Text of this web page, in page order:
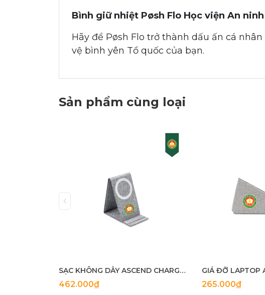
Bình giữ nhiệt Pøsh Flo Học viện An
Hãy để Pøsh Flo trở thành dấu ấn cá
vệ bình yên Tổ quốc của bạn.
Sản phẩm cùng loại
SẠC KHÔNG DÂY ASCEND CHARGE ECO
462.000₫
GIÁ ĐỠ LAPTOP
265.000₫